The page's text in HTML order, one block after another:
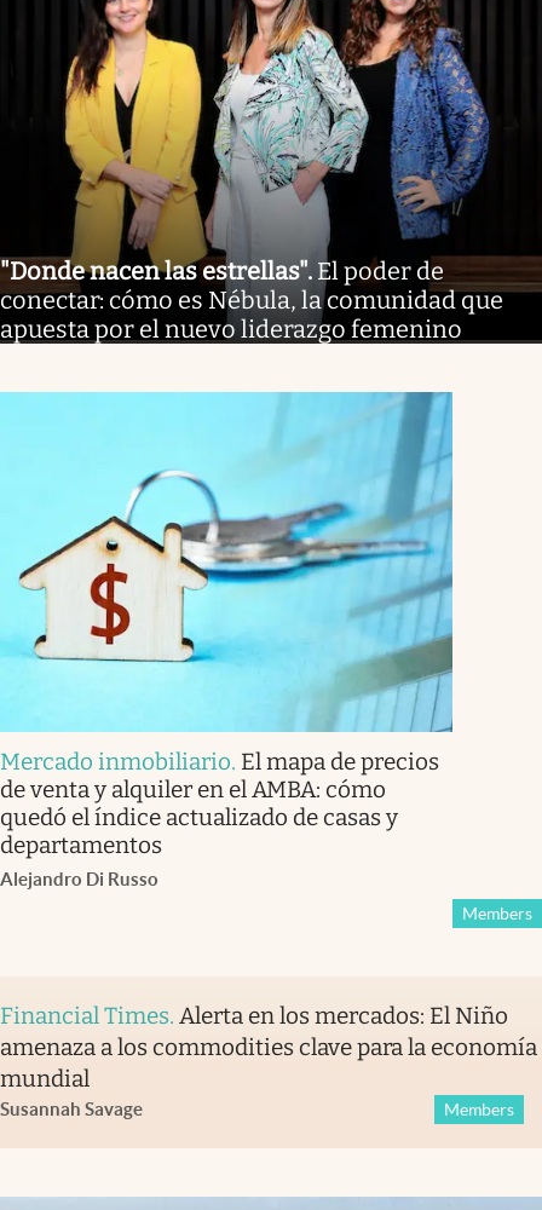
"Donde nacen las estrellas". El poder de
conectar: cómo es Nébula, la comunidad que
apuesta por el nuevo liderazgo femenino
Mercado inmobiliario. El mapa de precios
de venta y alquiler en el AMBA: cómo
quedó el índice actualizado de casas y
departamentos
Alejandro Di Russo
Members
Financial Times. Alerta en los mercados: El Niño
amenaza a los commodities clave para la economía
mundial
Susannah Savage Members